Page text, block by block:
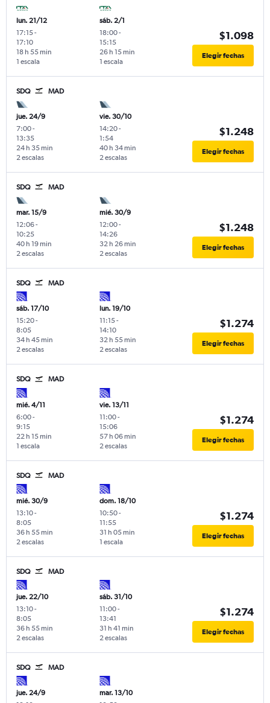
lun. 21/12
17:15-
17:10
1 escala
18 h 55 min
sáb. 2/1
18:00-
15:15
1 escala
26 h 15 min
$1.098
Elegir fechas
SDQ MAD
jue. 24/9
7:00-
13:35
2 escalas
24 h 35 min
vie. 30/10
14:20-
1:54
2 escalas
40 h 34 min
$1.248
Elegir fechas
SDQ MAD
mar. 15/9
12:06-
10:25
2 escalas
40 h 19 min
mié. 30/9
12:00-
14:26
2 escalas
32 h 26 min
$1.248
Elegir fechas
SDQ MAD
sáb. 17/10
15:20-
8:05
2 escalas
34 h 45 min
lun. 19/10
11:15-
14:10
2 escalas
32 h 55 min
$1.274
Elegir fechas
SDQ MAD
mié. 4/11
6:00-
9:15
1 escala
22 h 15 min
vie. 13/11
11:00-
15:06
2 escalas
57 h 06 min
$1.274
Elegir fechas
SDQ MAD
mié. 30/9
13:10-
8:05
2 escalas
36 h 55 min
dom. 18/10
10:50-
11:55
1 escala
31 h 05 min
$1.274
Elegir fechas
SDQ MAD
jue. 22/10
13:10-
8:05
2 escalas
36 h 55 min
sáb. 31/10
11:00-
13:41
2 escalas
31 h 41 min
$1.274
Elegir fechas
SDQ MAD
jue. 24/9
mar. 13/10